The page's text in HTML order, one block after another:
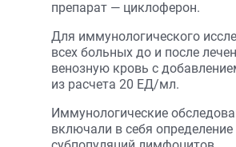
препарат — циклоферон.
Для иммунологического
всех больных до и после
венозную кровь с
из расчета 20 ЕД/мл.
Иммунологические
включали в себя определение